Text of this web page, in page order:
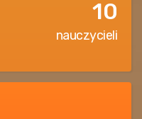
10
nauczycieli